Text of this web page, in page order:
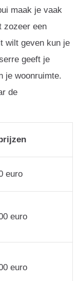
maak je vaak
zozeer een
wilt geven kun je
geeft je
je woonruimte.
de
euro
euro
euro